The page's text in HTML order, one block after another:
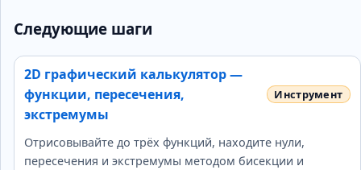
Следующие шаги
2D графический калькулятор —
функции, пересечения,
экстремумы
Отрисовывайте до трёх функций, находите нули,
пересечения и экстремумы методом бисекции и